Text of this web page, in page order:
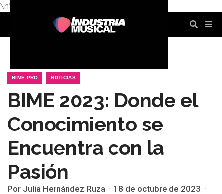
\n\n
BIME PRO NOTICIAS
BIME 2023: Donde el
Conocimiento se
Encuentra con la
Pasión
Por Julia Hernández Ruza 18 de octubre de 2023